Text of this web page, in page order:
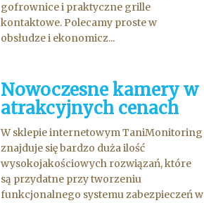
gofrownice i praktyczne grille
kontaktowe. Polecamy proste w
obsłudze i ekonomicz...
Nowoczesne kamery w
atrakcyjnych cenach
W sklepie internetowym TaniMonitoring
znajduje się bardzo duża ilość
wysokojakościowych rozwiązań, które
są przydatne przy tworzeniu
funkcjonalnego systemu zabezpieczeń w